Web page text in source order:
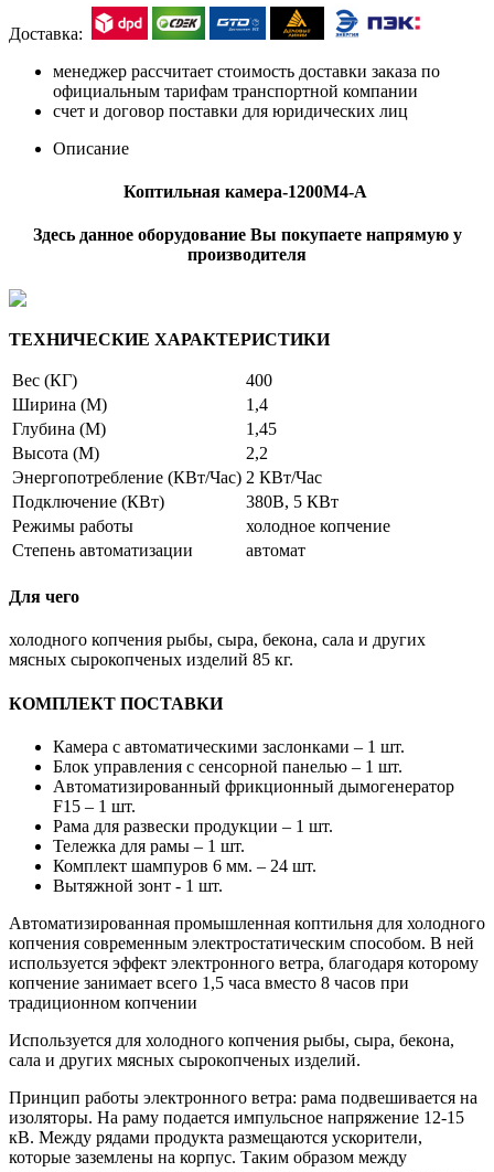
Доставка:
менеджер рассчитает стоимость доставки заказа по
официальным тарифам транспортной компании
счет и договор поставки для юридических лиц
Описание
Коптильная камера-1200М4-А
Здесь данное оборудование Вы покупаете напрямую у
производителя
ТЕХНИЧЕСКИЕ ХАРАКТЕРИСТИКИ
Вес (КГ)
400
Ширина (М)
1,4
Глубина (М)
1,45
Высота (М)
2,2
Энергопотребление (КВт/Час) 2 КВт/Час
Подключение (КВт)
380В, 5 КВт
Режимы работы
холодное копчение
Степень автоматизации
автомат
Для чего
холодного копчения рыбы, сыра, бекона, сала и других
мясных сырокопченых изделий 85 кг.
КОМПЛЕКТ ПОСТАВКИ
Камера с автоматическими заслонками – 1 шт.
Блок управления с сенсорной панелью – 1 шт.
Автоматизированный фрикционный дымогенератор
F15 – 1 шт.
Рама для развески продукции – 1 шт.
Тележка для рамы – 1 шт.
Комплект шампуров 6 мм. – 24 шт.
Вытяжной зонт - 1 шт.
Автоматизированная промышленная коптильня для холодного
копчения современным электростатическим способом. В ней
используется эффект электронного ветра, благодаря которому
копчение занимает всего 1,5 часа вместо 8 часов при
традиционном копчении
Используется для холодного копчения рыбы, сыра, бекона,
сала и других мясных сырокопченых изделий.
Принцип работы электронного ветра: рама подвешивается на
изоляторы. На раму подается импульсное напряжение 12-15
кВ. Между рядами продукта размещаются ускорители,
которые заземлены на корпус. Таким образом между